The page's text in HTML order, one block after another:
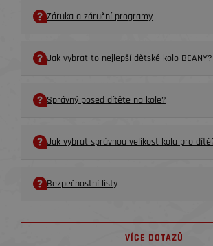
Záruka a záruční programy
Jak vybrat to nejlepší dětské kolo BEANY?
Správný posed dítěte na kole?
Jak vybrat správnou velikost kola pro
Bezpečnostní listy
VÍCE DOTAZŮ